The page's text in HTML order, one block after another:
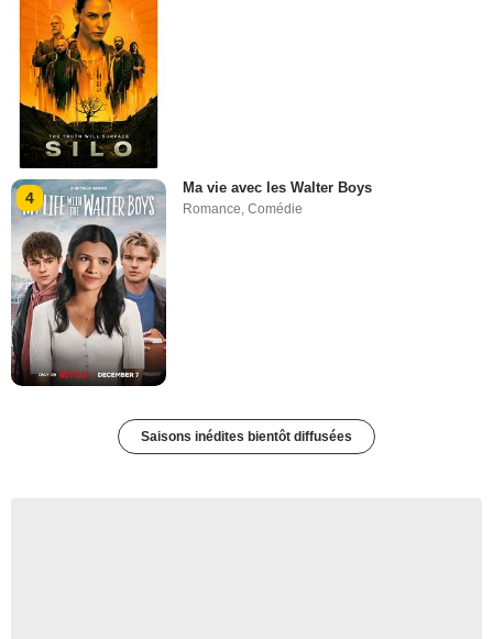
4
Ma vie avec les Walter Boys
Romance ,Comédie
Saisons inédites bientôt diffusées